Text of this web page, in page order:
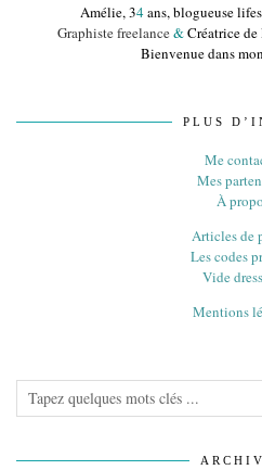
Amélie, 34ans, blogueuse
Graphiste freelance&Créatrice de
Bienvenue dans
PLUS
Me
Mes
À
Articles de
Les codes
Vide
Mentions